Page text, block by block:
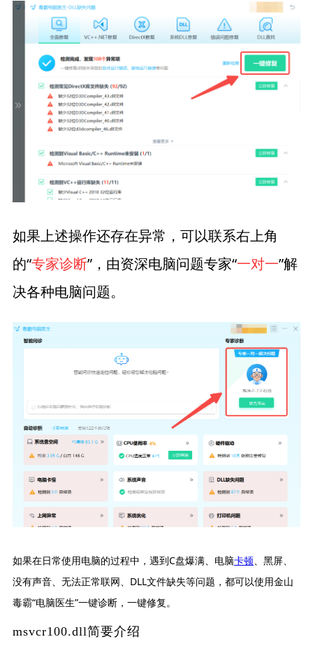
如果上述操作还存在异常，可以联系右上角
的“专家诊断”，由资深电脑问题专家“一对一”解
决各种电脑问题。
如果在日常使用电脑的过程中，遇到C盘爆满、电脑卡顿、黑屏、
没有声音、无法正常联网、DLL文件缺失等问题，都可以使用金山
毒霸“电脑医生”一键诊断，一键修复。
msvcr100.dll简要介绍